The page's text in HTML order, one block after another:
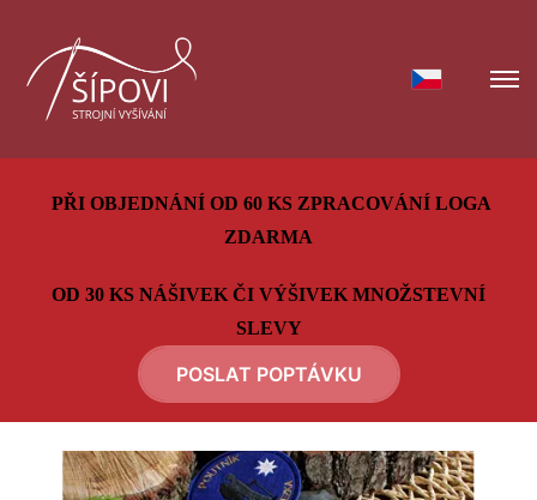
PŘI OBJEDNÁNÍ OD 60 KS ZPRACOVÁNÍ LOGA
ZDARMA
OD 30 KS NÁŠIVEK ČI VÝŠIVEK MNOŽSTEVNÍ
SLEVY
POSLAT POPTÁVKU